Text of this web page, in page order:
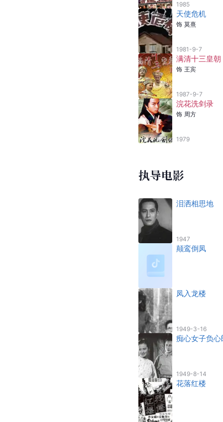
1985
天使危机
饰 莫熹
1981-9-7
满清十三皇朝
饰 王宾
1987-9-7
浣花洗剑录
饰 周方
1979
执导电影
泪洒相思地
1947
颠鸾倒凤
凤入龙楼
1949-3-16
痴心女子负心
1949-8-14
花落红楼